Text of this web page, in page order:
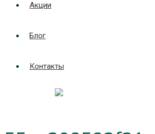
Акции
Блог
Контакты